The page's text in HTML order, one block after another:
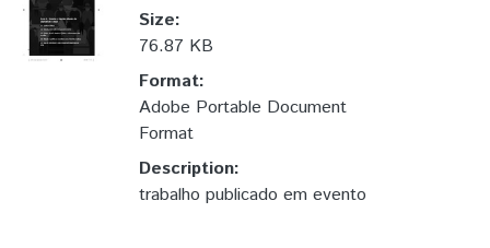
Size:
76.87 KB
Format:
Adobe Portable Document
Format
Description:
trabalho publicado em evento